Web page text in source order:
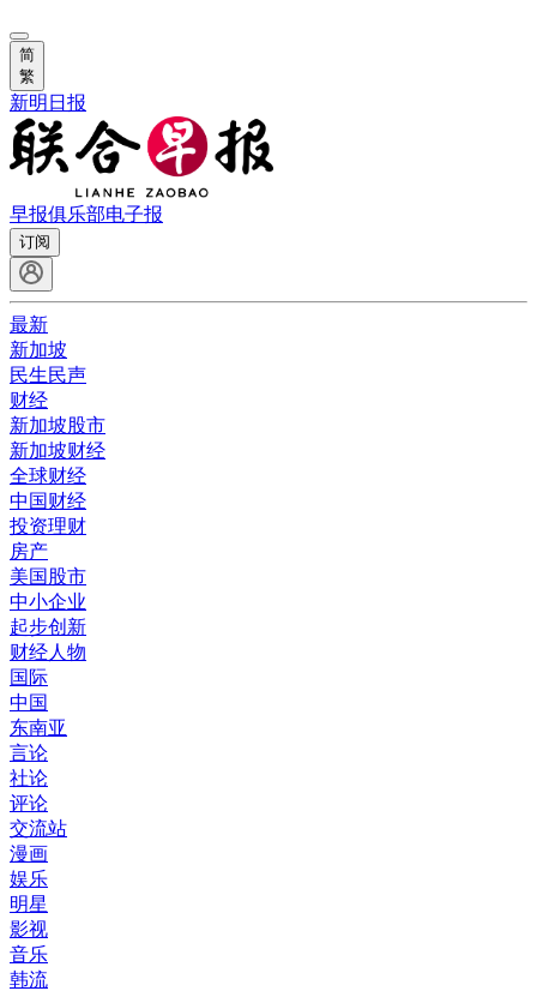
简
繁
新明日报
早报俱乐部电子报
订阅
最新
新加坡
民生民声
财经
新加坡股市
新加坡财经
全球财经
中国财经
投资理财
房产
美国股市
中小企业
起步创新
财经人物
国际
中国
东南亚
言论
社论
评论
交流站
漫画
娱乐
明星
影视
音乐
韩流